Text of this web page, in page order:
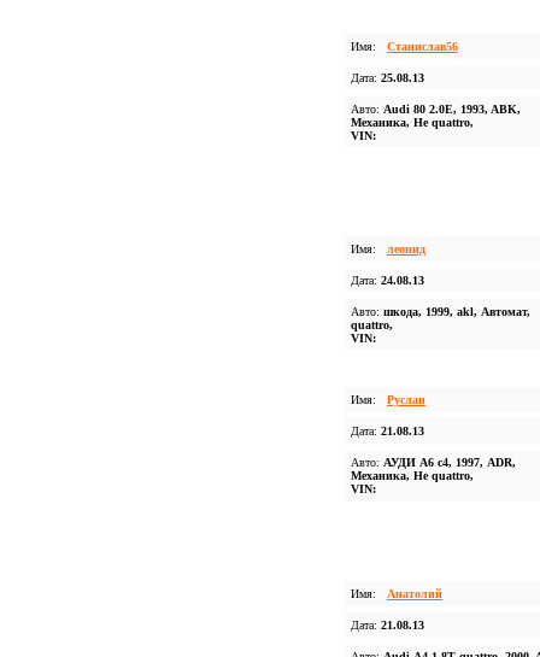
Имя: Станислав56
Дата: 25.08.13
Авто: Audi 80 2.0E, 1993, ABK,
Механика, Не quattro,
VIN:
Имя: леонид
Дата: 24.08.13
Авто: шкода, 1999, akl, Автомат,
quattro,
VIN:
Имя: Руслан
Дата: 21.08.13
Авто: АУДИ А6 с4, 1997, ADR,
Механика, Не quattro,
VIN:
Имя: Анатолий
Дата: 21.08.13